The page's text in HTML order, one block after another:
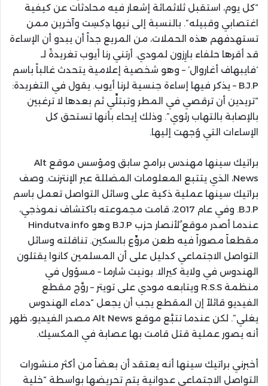
“كل يوم، استقبل ثلاثمائة إشعار فيه محادثات عن كيفية
اغتصابي وقبيله”. بالنسبة إلى نيها دِكسِت وآخرين ممن
تستهدفهم هذه الحملات، من المريع جداً أن يبدو أن الإساءة
قد أقرها حلفاء بارِزون لمودي. أرتني رنا أيوب تغريدةً لـ
‘فايبهاف أغاروال’ – وهو شخصية إعلامية يتحدث غالباً باسم
B.J.P – يذكر فيها إساءة جنسية لرنا أيوب. يقول في التغريدة:
“تريدين أن ترقصي في المطر وتبتلِّي ثم بعدها لا ترغبين
بالإصابة بالتهاب رئوي”. وذلك إيحاء بأنها تستحق كل
الإساءات التي وُجهت إليها.
براتيك سينها مهندس برامج سابق ومؤسس موقع Alt
News، الذي يتتبع المعلومات المضللة عبر الإنترنت. وصف
براتيك سينها عملية ذكية على وسائل التواصل تعمل باسم
B.J.P. وفي عام 2017، قامت مجموعته باكتشاف نموذجي،
عندما أصدر موقع ٌلأنصار حزب B.J.P وهو Hindutva.info
مقطعاً مصوراً فيه طعن مروِّع بالسكين. تناقلته وسائل
التواصل الاجتماعي كدليل على أن المسلمين كانوا يقتلون
الهندوس في ولاية كيرالا. بونيت شارما – مسؤول في
منظمة R.S.S ويتابعه مودي على تويتر – روَّج مقطع
الفيديو قائلاً إن المقطع يجب أن يجعل “دماء الهندوس
يغلي”. لكن عندما تتبَّع موقع Alt News مصدر الفيديو، ظهر
أنه يصور عملية قتل قامت بها عصابة في المكسيك.
أخبرني براتيك سينها أنه يعتقد أن بعضاً من أكثر منشورات
التواصل الاجتماعي عدوانية يتم تحريضها بواسطة “خلية